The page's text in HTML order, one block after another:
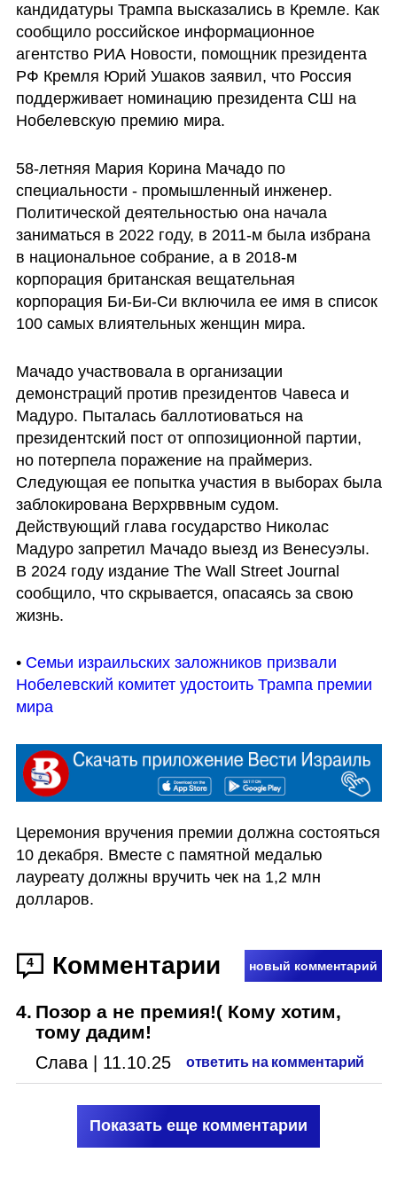
кандидатуры Трампа высказались в Кремле. Как
сообщило российское информационное
агентство РИА Новости, помощник президента
РФ Кремля Юрий Ушаков заявил, что Россия
поддерживает номинацию президента СШ на
Нобелевскую премию мира.
58-летняя Мария Корина Мачадо по
специальности - промышленный инженер.
Политической деятельностью она начала
заниматься в 2022 году, в 2011-м была избрана
в национальное собрание, а в 2018-м
корпорация британская вещательная
корпорация Би-Би-Си включила ее имя в список
100 самых влиятельных женщин мира.
Мачадо участвовала в организации
демонстраций против президентов Чавеса и
Мадуро. Пыталась баллотиоваться на
президентский пост от оппозиционной партии,
но потерпела поражение на праймериз.
Следующая ее попытка участия в выборах была
заблокирована Верхрввным судом.
Действующий глава государство Николас
Мадуро запретил Мачадо выезд из Венесуэлы.
В 2024 году издание The Wall Street Journal
сообщило, что скрывается, опасаясь за свою
жизнь.
• Семьи израильских заложников призвали
Нобелевский комитет удостоить Трампа премии
мира
Церемония вручения премии должна состояться
10 декабря. Вместе с памятной медалью
лауреату должны вручить чек на 1,2 млн
долларов.
4 Комментарии новый комментарий
4. Позор а не премия!( Кому хотим,
тому дадим!
Слава 11.10.25 ответить на комментарий
Показать еще комментарии